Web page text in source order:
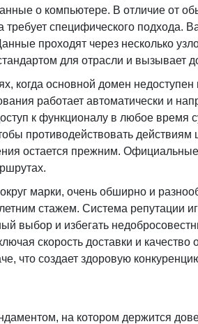
о компьютере. В отличие от
специфического подхода.
проходят через несколько
для отрасли и вызывает
когда основной домен
работает автоматически и
к функционалу в любое время
противодействовать
остается прежним.
марки, очень обширно и
стажем. Система репутации
выбор и избегать
скорость доставки и качество
что создает здоровую
на котором держится